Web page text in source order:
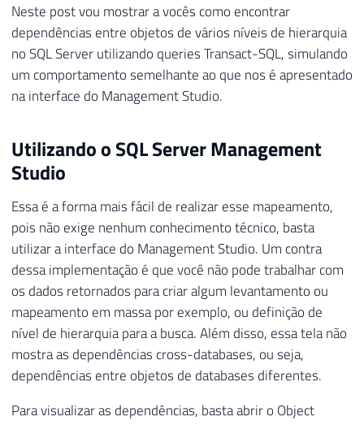
Neste post vou mostrar a vocês como encontrar
dependências entre objetos de vários níveis de hierarquia
no SQL Server utilizando queries Transact-SQL, simulando
um comportamento semelhante ao que nos é apresentado
na interface do Management Studio.
Utilizando o SQL Server Management
Studio
Essa é a forma mais fácil de realizar esse mapeamento,
pois não exige nenhum conhecimento técnico, basta
utilizar a interface do Management Studio. Um contra
dessa implementação é que você não pode trabalhar com
os dados retornados para criar algum levantamento ou
mapeamento em massa por exemplo, ou definição de
nível de hierarquia para a busca. Além disso, essa tela não
mostra as dependências cross-databases, ou seja,
dependências entre objetos de databases diferentes.
Para visualizar as dependências, basta abrir o Object